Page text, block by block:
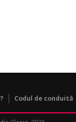
Codul de conduită